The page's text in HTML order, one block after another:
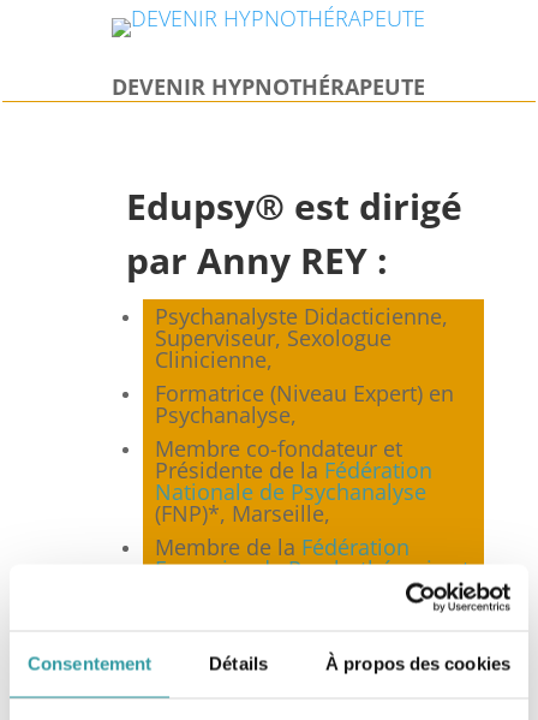
Consentement Détails À propos des cookies
DEVENIR HYPNOTHÉRAPEUTE
Edupsy® est dirigé
par Anny REY :
Psychanalyste Didacticienne,
Superviseur, Sexologue
Clinicienne,
Formatrice (Niveau Expert) en
Psychanalyse,
Membre co-fondateur et
Présidente de la Fédération
Nationale de Psychanalyse
(FNP)*, Marseille,
Membre de la Fédération
Française de Psychothérapie et
(FF2P), Paris,
des Sexologues Cliniciens
(SNSC), Toulouse,
Membre de la Société